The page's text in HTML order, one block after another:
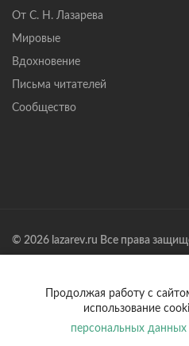
От С. Н. Лазарева
Мировые
Вдохновение
Письма читателей
Сообщество
© 2026 lazarev.ru Все права
Банк: ОАО "АЛЬФА-БАНК" БИК:
30101810200000000593
Продолжая работу с
использование
персональных данных